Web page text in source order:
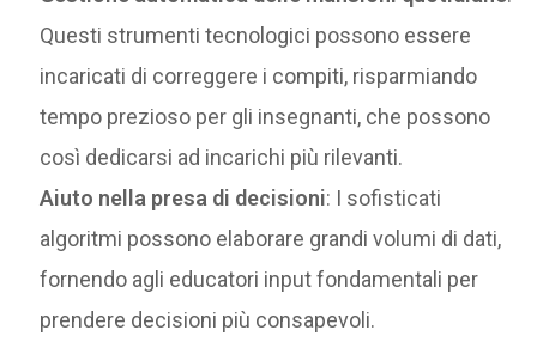
Questi strumenti tecnologici possono essere
incaricati di correggere i compiti, risparmiando
tempo prezioso per gli insegnanti, che possono
così dedicarsi ad incarichi più rilevanti.
Aiuto nella presa di decisioni: I sofisticati
algoritmi possono elaborare grandi volumi di dati,
fornendo agli educatori input fondamentali per
prendere decisioni più consapevoli.